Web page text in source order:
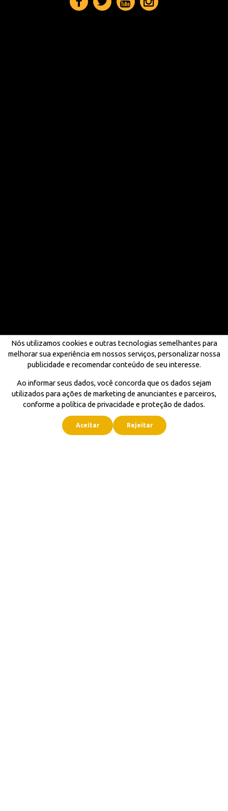
Nós utilizamos cookies e outras tecnologias semelhantes para
melhorar sua experiência em nossos serviços, personalizar nossa
publicidade e recomendar conteúdo de seu interesse.
Ao informar seus dados, você concorda que os dados sejam
utilizados para ações de marketing de anunciantes e parceiros,
conforme a política de privacidade e proteção de dados.
Aceitar Rejeitar